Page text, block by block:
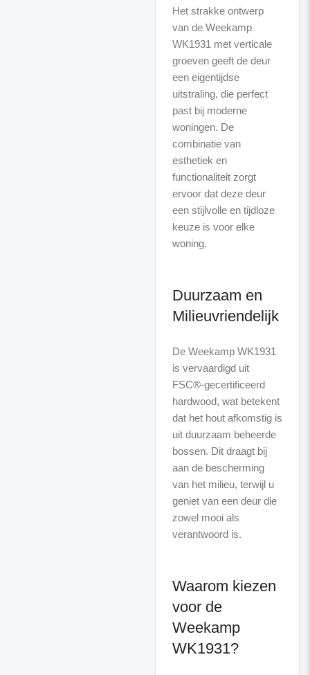
Het strakke ontwerp
van de Weekamp
WK1931 met verticale
groeven geeft de deur
een eigentijdse
uitstraling, die perfect
past bij moderne
woningen. De
combinatie van
esthetiek en
functionaliteit zorgt
ervoor dat deze deur
een stijlvolle en tijdloze
keuze is voor elke
woning.
Duurzaam en
Milieuvriendelijk
De Weekamp WK1931
is vervaardigd uit
FSC®-gecertificeerd
hardwood, wat betekent
dat het hout afkomstig is
uit duurzaam beheerde
bossen. Dit draagt bij
aan de bescherming
van het milieu, terwijl u
geniet van een deur die
zowel mooi als
verantwoord is.
Waarom kiezen
voor de
Weekamp
WK1931?